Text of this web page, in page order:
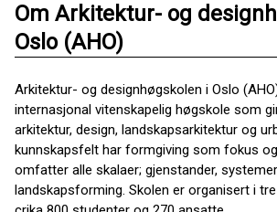
Om Arkitektur- og
Oslo (AHO)
Arkitektur- og designhøgskolen i Oslo
internasjonal vitenskapelig høgskole som
arkitektur, design, landskapsarkitektur og
kunnskapsfelt har formgiving som fokus
omfatter alle skalaer; gjenstander,
landskapsforming. Skolen er organisert i